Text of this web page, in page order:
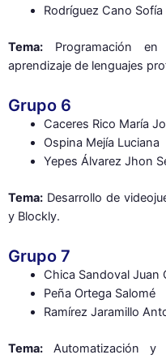
Rodríguez Cano Sofía
Tema: Programación
aprendizaje de lenguajes
Grupo 6
Caceres Rico María
Ospina Mejía Luciana
Yepes Álvarez Jhon
Tema: Desarrollo de
y Blockly.
Grupo 7
Chica Sandoval Juan
Peña Ortega Salomé
Ramírez Jaramillo
Tema: Automatización y